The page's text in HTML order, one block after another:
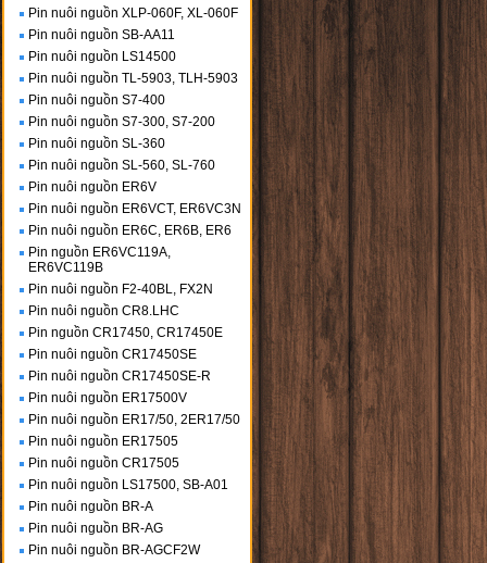
Pin nuôi nguồn XLP-060F, XL-060F
Pin nuôi nguồn SB-AA11
Pin nuôi nguồn LS14500
Pin nuôi nguồn TL-5903, TLH-5903
Pin nuôi nguồn S7-400
Pin nuôi nguồn S7-300, S7-200
Pin nuôi nguồn SL-360
Pin nuôi nguồn SL-560, SL-760
Pin nuôi nguồn ER6V
Pin nuôi nguồn ER6VCT, ER6VC3N
Pin nuôi nguồn ER6C, ER6B, ER6
Pin nguồn ER6VC119A,
ER6VC119B
Pin nuôi nguồn F2-40BL, FX2N
Pin nuôi nguồn CR8.LHC
Pin nguồn CR17450, CR17450E
Pin nuôi nguồn CR17450SE
Pin nuôi nguồn CR17450SE-R
Pin nuôi nguồn ER17500V
Pin nuôi nguồn ER17/50, 2ER17/50
Pin nuôi nguồn ER17505
Pin nuôi nguồn CR17505
Pin nuôi nguồn LS17500, SB-A01
Pin nuôi nguồn BR-A
Pin nuôi nguồn BR-AG
Pin nuôi nguồn BR-AGCF2W